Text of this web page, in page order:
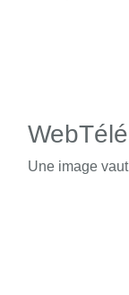
WebTélé
Une image